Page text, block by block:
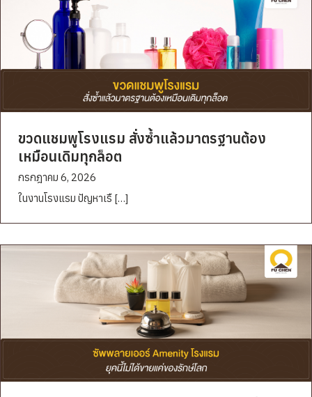
ขวดแชมพูโรงแรม สั่งซ้ำแล้วมาตรฐานต้อง
เหมือนเดิมทุกล็อต
กรกฎาคม 6, 2026
ในงานโรงแรม ปัญหาเรื […]